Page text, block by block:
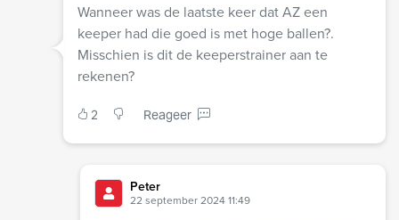
Wanneer was de laatste keer dat AZ een
keeper had die goed is met hoge ballen?.
Misschien is dit de keeperstrainer aan te
rekenen?
2 Reageer
Peter
22 september 2024 11:49